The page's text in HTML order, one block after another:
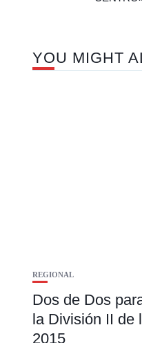
YOU MIGHT
REGIONAL
Dos de Dos
la División II de
2015